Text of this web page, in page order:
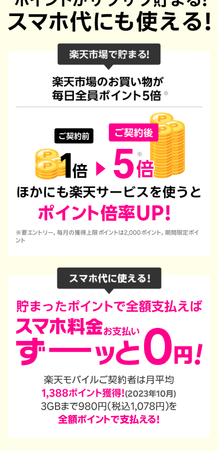
※要エントリー。毎月の獲得上限ポイントは2,000ポイント。期間限定ポイ
ント